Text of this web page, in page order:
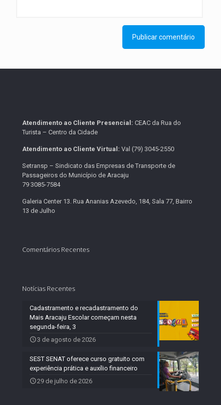
Atendimento ao Cliente Presencial: CEAC da Rua do
Turista – Centro da Cidade
Atendimento ao Cliente Virtual: Val (79) 3045-2550
Setransp – Sindicato das Empresas de Transporte de
Passageiros do Município de Aracaju
79 3085-7584
Galeria Center 13. Rua Ananias Azevedo, 184, Sala 77, Bairro
13 de Julho
Comentários Recentes
Notícias Recentes
Cadastramento e recadastramento do
Mais Aracaju Escolar começam nesta
segunda-feira, 3
3 de agosto de 2026
SEST SENAT oferece curso gratuito com
experiência prática e auxílio financeiro
29 de julho de 2026